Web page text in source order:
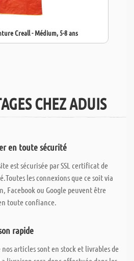
Creall - Médium, 5-8 ans
CHEZ ADUIS
en toute sécurité
est sécurisée par SSL certificat de
les connexions que ce soit via
Facebook ou Google peuvent être
toute confiance.
rapide
nos articles sont en stock et livrables de